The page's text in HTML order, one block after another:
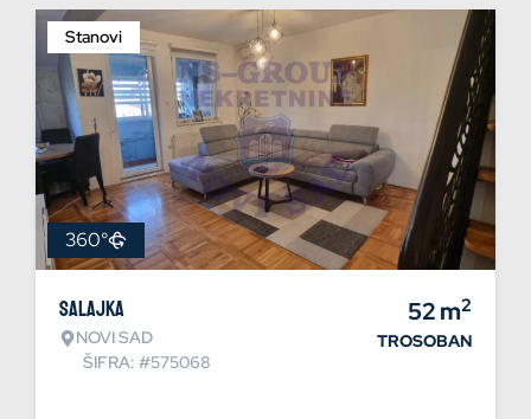
Stanovi
360°
Salajka
NOVI SAD
ŠIFRA: #575068
52m2
TROSOBAN